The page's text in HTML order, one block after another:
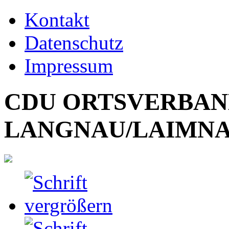
Kontakt
Datenschutz
Impressum
CDU
LANGNAU/